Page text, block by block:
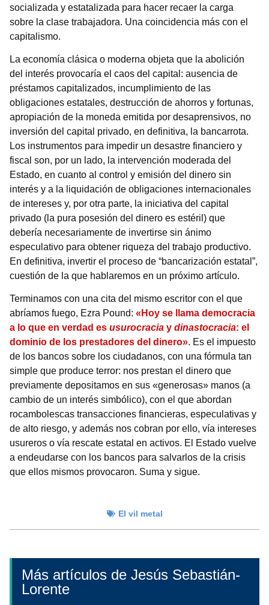
socializada y estatalizada para hacer recaer la carga
sobre la clase trabajadora. Una coincidencia más con el
capitalismo.
La economía clásica o moderna objeta que la abolición
del interés provocaría el caos del capital: ausencia de
préstamos capitalizados, incumplimiento de las
obligaciones estatales, destrucción de ahorros y fortunas,
apropiación de la moneda emitida por desaprensivos, no
inversión del capital privado, en definitiva, la bancarrota.
Los instrumentos para impedir un desastre financiero y
fiscal son, por un lado, la intervención moderada del
Estado, en cuanto al control y emisión del dinero sin
interés y a la liquidación de obligaciones internacionales
de intereses y, por otra parte, la iniciativa del capital
privado (la pura posesión del dinero es estéril) que
debería necesariamente de invertirse sin ánimo
especulativo para obtener riqueza del trabajo productivo.
En definitiva, invertir el proceso de “bancarización estatal”,
cuestión de la que hablaremos en un próximo artículo.
Terminamos con una cita del mismo escritor con el que
abríamos fuego, Ezra Pound: «Hoy se llama democracia
a lo que en verdad es usurocracia y dinastocracia: el
dominio de los prestadores del dinero». Es el impuesto
de los bancos sobre los ciudadanos, con una fórmula tan
simple que produce terror: nos prestan el dinero que
previamente depositamos en sus «generosas» manos (a
cambio de un interés simbólico), con el que abordan
rocambolescas transacciones financieras, especulativas y
de alto riesgo, y además nos cobran por ello, vía intereses
usureros o vía rescate estatal en activos. El Estado vuelve
a endeudarse con los bancos para salvarlos de la crisis
que ellos mismos provocaron. Suma y sigue.
El vil metal
Más artículos de Jesús Sebastián-
Lorente